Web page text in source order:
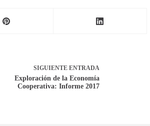
SIGUIENTE ENTRADA
Exploración de la Economía
Cooperativa: Informe 2017